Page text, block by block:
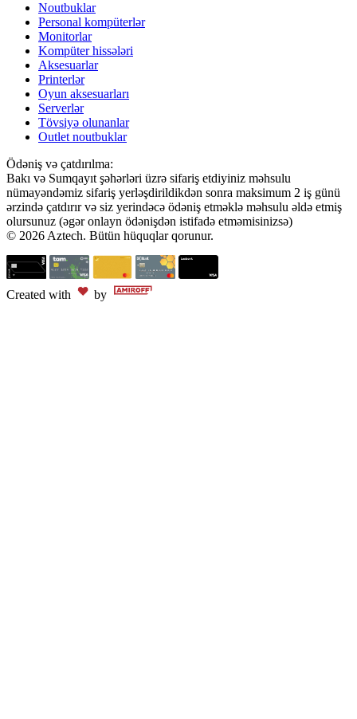
Noutbuklar
Personal kompüterlər
Monitorlar
Kompüter hissələri
Aksesuarlar
Printerlər
Oyun aksesuarları
Serverlər
Tövsiyə olunanlar
Outlet noutbuklar
Ödəniş və çatdırılma:
Bakı və Sumqayıt şəhərləri üzrə sifariş etdiyiniz məhsulu
nümayəndəmiz sifariş yerləşdirildikdən sonra maksimum 2 iş günü
ərzində çatdırır və siz yerindəcə ödəniş etməklə məhsulu əldə etmiş
olursunuz (əgər onlayn ödənişdən istifadə etməmisinizsə)
© 2026 Aztech. Bütün hüquqlar qorunur.
Created with by